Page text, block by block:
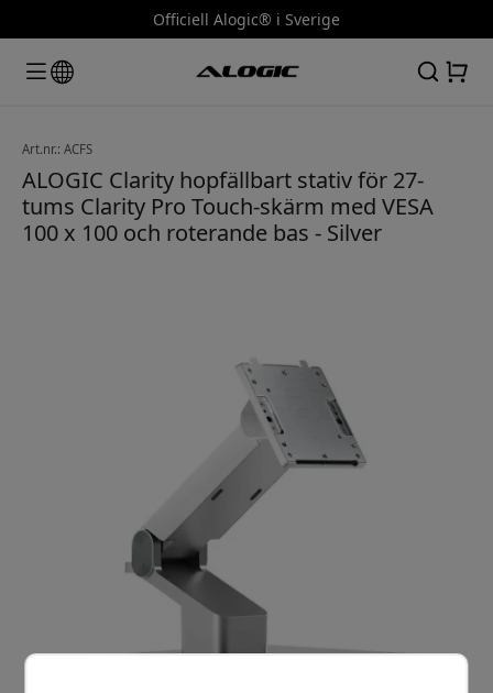
Officiell Alogic® i Sverige
Art.nr.: ACFS
ALOGIC Clarity hopfällbart stativ för 27-
tums Clarity Pro Touch-skärm med VESA
100 x 100 och roterande bas - Silver